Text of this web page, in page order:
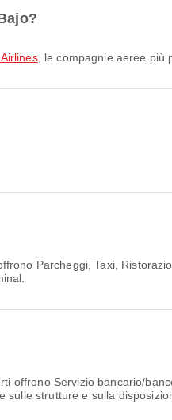
, le compagnie aeree più
Parcheggi, Taxi,
offrono Servizio bancario/
strutture e sulla